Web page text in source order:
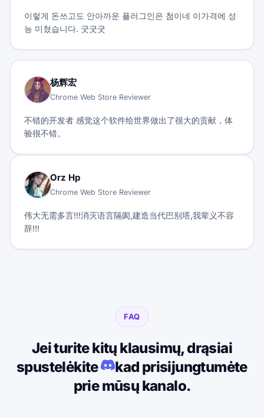
이렇게 돈쓰고도 안아까운 플러그인은 첨이네 이가격에 성
능 미쳤습니다. 굿굿굿
杨辉宏
Chrome Web Store Reviewer
不错的开发者 感觉这个软件给世界做出了很大的贡献，体
验很不错。
Orz Hp
Chrome Web Store Reviewer
伟大无需多言!!!消灭语言隔阂,建造当代巴别塔,我辈义不容
辞!!!
FAQ
Jei turite kitų klausimų, drąsiai
spustelėkite
kad prisijungtumėte
prie mūsų kanalo.